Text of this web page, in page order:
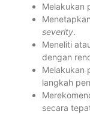
Melakukan
severity.
Meneliti
dengan
Melakukan
langkah
secara